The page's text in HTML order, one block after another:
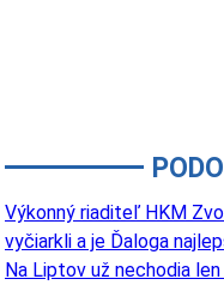
Výkonný riaditeľ HKM
vyčiarkli a je Ďaloga
Na Liptov už nechodia